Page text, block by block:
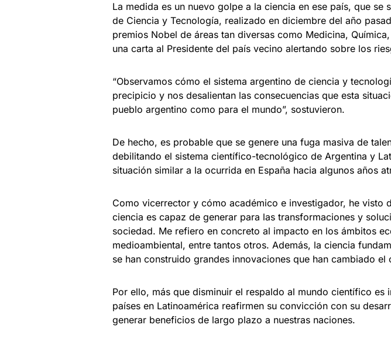
La medida es un nuevo golpe a la ciencia en ese país, que se
de Ciencia y Tecnología, realizado en diciembre del año
premios Nobel de áreas tan diversas como Medicina,
una carta al Presidente del país vecino alertando sobre los
“Observamos cómo el sistema argentino de ciencia y
precipicio y nos desalientan las consecuencias que esta
pueblo argentino como para el mundo”, sostuvieron.
De hecho, es probable que se genere una fuga masiva de
debilitando el sistema científico-tecnológico de Argentina y
situación similar a la ocurrida en España hacia algunos años
Como vicerrector y cómo académico e investigador, he visto
ciencia es capaz de generar para las transformaciones y
sociedad. Me refiero en concreto al impacto en los ámbitos
medioambiental, entre tantos otros. Además, la ciencia
se han construido grandes innovaciones que han cambiado el
Por ello, más que disminuir el respaldo al mundo científico es
países en Latinoamérica reafirmen su convicción con su
generar beneficios de largo plazo a nuestras naciones.